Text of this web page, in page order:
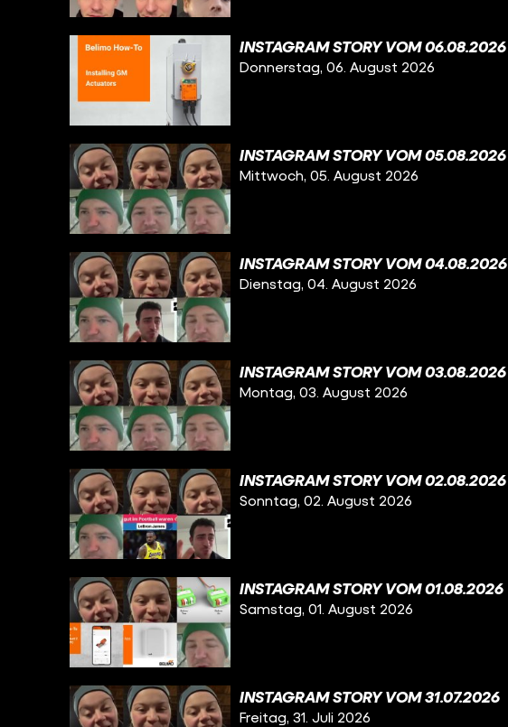
INSTAGRAM STORY VOM 06.08.2026
Donnerstag, 06. August 2026
INSTAGRAM STORY VOM 05.08.2026
Mittwoch, 05. August 2026
INSTAGRAM STORY VOM 04.08.2026
Dienstag, 04. August 2026
INSTAGRAM STORY VOM 03.08.2026
Montag, 03. August 2026
INSTAGRAM STORY VOM 02.08.2026
Sonntag, 02. August 2026
INSTAGRAM STORY VOM 01.08.2026
Samstag, 01. August 2026
INSTAGRAM STORY VOM 31.07.2026
Freitag, 31. Juli 2026